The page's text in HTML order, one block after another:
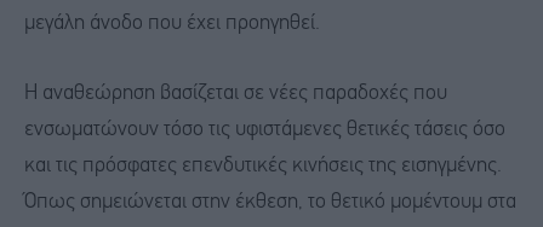
μεγάλη άνοδο που έχει προηγηθεί.
Η αναθεώρηση βασίζεται σε νέες παραδοχές που
ενσωματώνουν τόσο τις υφιστάμενες θετικές τάσεις όσο
και τις πρόσφατες επενδυτικές κινήσεις της εισηγμένης.
Όπως σημειώνεται στην έκθεση, το θετικό μομέντουμ στα